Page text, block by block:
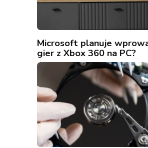
Microsoft planuje
gier z Xbox 360 na PC?